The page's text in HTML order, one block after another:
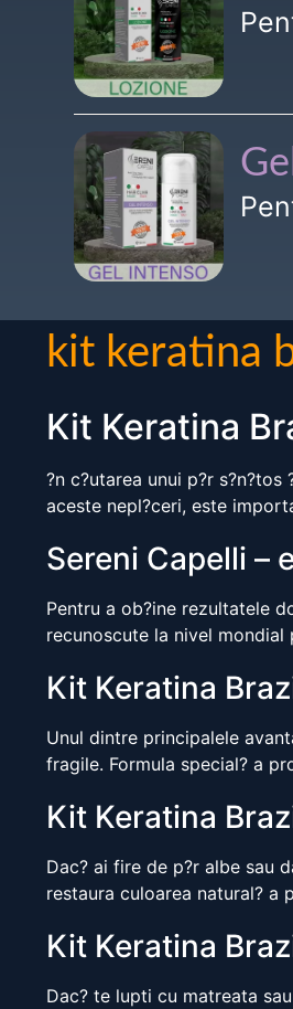
kit keratina
Kit Keratina
?n c?utarea unui p?r
aceste nepl?ceri, este
Sereni Capelli –
Pentru a ob?ine rezultatele
recunoscute la nivel
Kit Keratina
Unul dintre principalele
fragile. Formula special? a
Kit Keratina
Dac? ai fire de p?r albe sau
restaura culoarea natural? a
Kit Keratina
Dac? te lupti cu matreata